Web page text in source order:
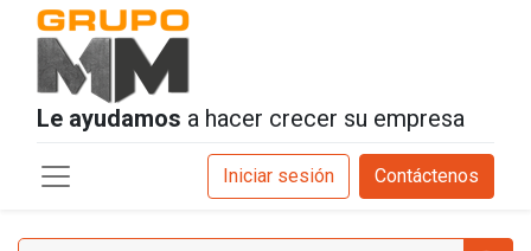
Le ayudamos a hacer crecer su empresa
Iniciar sesión Contáctenos